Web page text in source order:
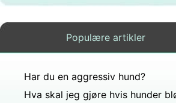
Populære artikler
Har du en aggressiv hund?